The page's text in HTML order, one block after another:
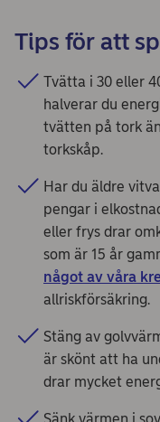
Tips för att
Tvätta i 30 eller
halverar du
tvätten på tork
torkskåp.
Har du äldre
pengar i
eller frys drar
som är 15 år
något av våra
allriskförsäkring.
Stäng av
är skönt att ha
drar mycket